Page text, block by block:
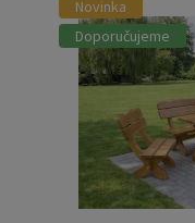
Novinka
Doporučujeme